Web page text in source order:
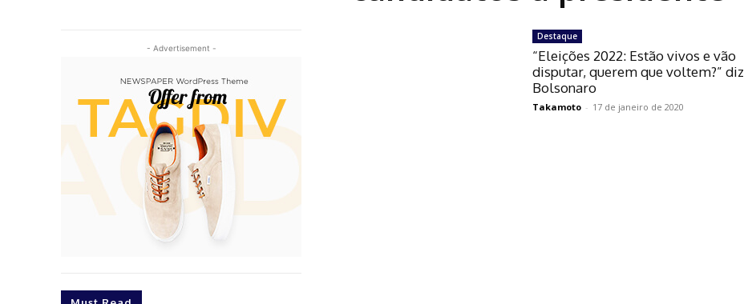
- Advertisement -
Destaque
“Eleições 2022: Estão vivos e vão
disputar, querem que voltem?” diz
Bolsonaro
Takamoto - 17 de janeiro de 2020